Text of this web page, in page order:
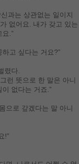
과는 상관없는 일이지
없어요. 내가 갖고 있는
.”
고 싶다는 거요?”
렸다.
런 뜻으로 한 말은 아니
없다는 거죠.”
으로 갚겠다는 말 아니
!”